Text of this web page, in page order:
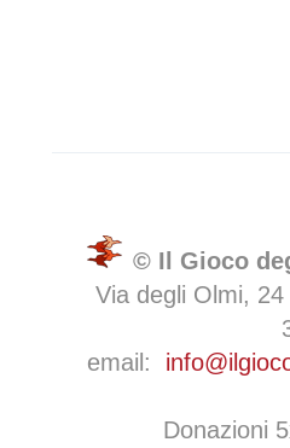
© Il Gioco
Via degli Olmi,
email:
Donazioni